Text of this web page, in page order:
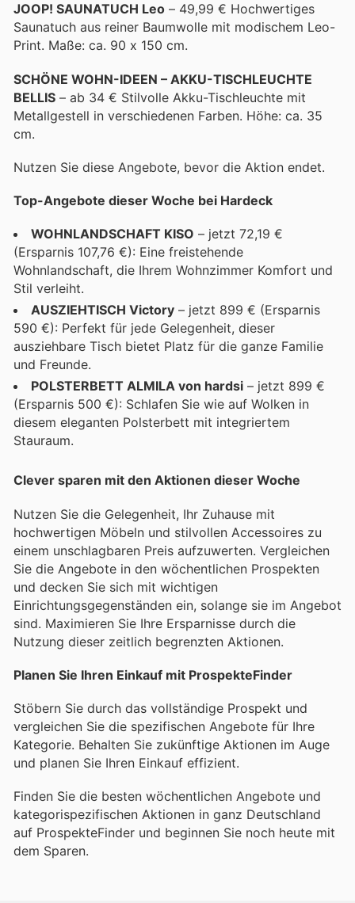
JOOP! SAUNATUCH Leo – 49,99 € Hochwertiges
Saunatuch aus reiner Baumwolle mit modischem Leo-
Print. Maße: ca. 90 x 150 cm.
SCHÖNE WOHN-IDEEN – AKKU-TISCHLEUCHTE
BELLIS – ab 34 € Stilvolle Akku-Tischleuchte mit
Metallgestell in verschiedenen Farben. Höhe: ca. 35
cm.
Nutzen Sie diese Angebote, bevor die Aktion endet.
Top-Angebote dieser Woche bei Hardeck
WOHNLANDSCHAFT KISO – jetzt 72,19 €
(Ersparnis 107,76 €): Eine freistehende
Wohnlandschaft, die Ihrem Wohnzimmer Komfort und
Stil verleiht.
AUSZIEHTISCH Victory – jetzt 899 € (Ersparnis
590 €): Perfekt für jede Gelegenheit, dieser
ausziehbare Tisch bietet Platz für die ganze Familie
und Freunde.
POLSTERBETT ALMILA von hardsi – jetzt 899 €
(Ersparnis 500 €): Schlafen Sie wie auf Wolken in
diesem eleganten Polsterbett mit integriertem
Stauraum.
Clever sparen mit den Aktionen dieser Woche
Nutzen Sie die Gelegenheit, Ihr Zuhause mit
hochwertigen Möbeln und stilvollen Accessoires zu
einem unschlagbaren Preis aufzuwerten. Vergleichen
Sie die Angebote in den wöchentlichen Prospekten
und decken Sie sich mit wichtigen
Einrichtungsgegenständen ein, solange sie im Angebot
sind. Maximieren Sie Ihre Ersparnisse durch die
Nutzung dieser zeitlich begrenzten Aktionen.
Planen Sie Ihren Einkauf mit ProspekteFinder
Stöbern Sie durch das vollständige Prospekt und
vergleichen Sie die spezifischen Angebote für Ihre
Kategorie. Behalten Sie zukünftige Aktionen im Auge
und planen Sie Ihren Einkauf effizient.
Finden Sie die besten wöchentlichen Angebote und
kategorispezifischen Aktionen in ganz Deutschland
auf ProspekteFinder und beginnen Sie noch heute mit
dem Sparen.